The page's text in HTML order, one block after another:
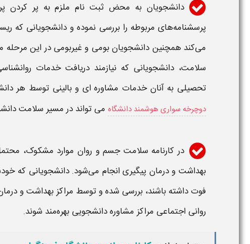
دانشجویان به محض ثبت نام ملزم به پر کردن
پرسشنامه‌های مربوطه را بررسی نموده و دانشجویانی که
می‌کند همچنین دانشجویان بومی و غیربومی در این مرحله
سلامت، دانشجویانی که نیازمند دریافت خدمات
تحصیلی به آنان خدمات مشاوره ای و بالینی توسط هر
دوچرخه سواری هوشمند دانشگاه می تواند در مسیر سلامت
در کارنامه سلامت جسم و روان موارد مشکوک،
بهداشت و درمان پیگیری انجام می‌شود. دانشجویانی که
فوت داشته باشند، بررسی شده و توسط مراکز بهداشت و
روانی اجتماعی مراکز مشاوره دانشجویی بهره‌مند شوند.